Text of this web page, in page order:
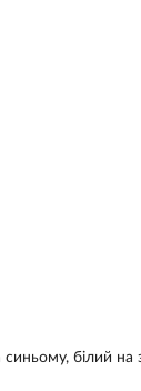
білий на